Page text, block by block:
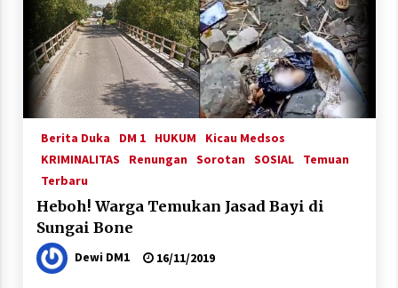
Berita Duka DM 1 HUKUM
Kicau Medsos
KRIMINALITAS
Renungan Sorotan SOSIAL
Temuan
Terbaru
Heboh! Warga Temukan Jasad Bayi di
Sungai Bone
Dewi DM1 16/11/2019